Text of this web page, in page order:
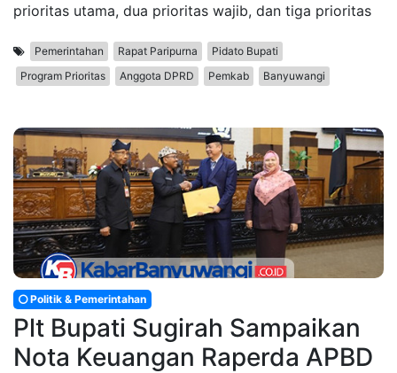
prioritas utama, dua prioritas wajib, dan tiga prioritas
Pemerintahan Rapat Paripurna
Pidato Bupati
Program Prioritas
Anggota DPRD Pemkab Banyuwangi
Politik & Pemerintahan
Plt Bupati Sugirah Sampaikan
Nota Keuangan Raperda APBD